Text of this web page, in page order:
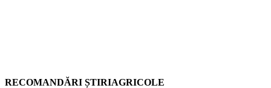
RECOMANDĂRI ȘTIRIAGRICOLE